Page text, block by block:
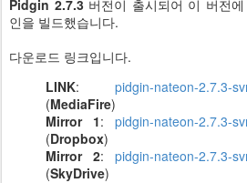
Pidgin 2.7.3버전이 출시되어 이 버전
인을 빌드했습니다.
다운로드 링크입니다.
LINK: pidgin-nateon-2.7.3-
(MediaFire)
Mirror 1: pidgin-nateon-2.7.3-
(Dropbox)
Mirror 2: pidgin-nateon-2.7.3-
(SkyDrive)